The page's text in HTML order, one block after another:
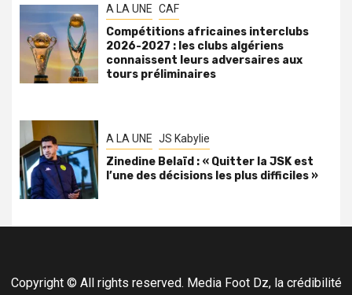
A LA UNE CAF
Compétitions africaines interclubs
2026-2027 : les clubs algériens
connaissent leurs adversaires aux
tours préliminaires
A LA UNE JS Kabylie
Zinedine Belaïd : « Quitter la JSK est
l’une des décisions les plus difficiles »
Copyright © All rights reserved. Media Foot Dz, la crédibilité